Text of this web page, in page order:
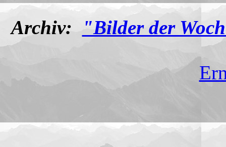
Archiv: "Bilder der